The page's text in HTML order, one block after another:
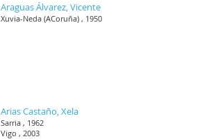
Araguas Álvarez, Vicente
Xuvia-Neda (ACoruña) , 1950
Arias Castaño, Xela
Sarria , 1962
Vigo , 2003